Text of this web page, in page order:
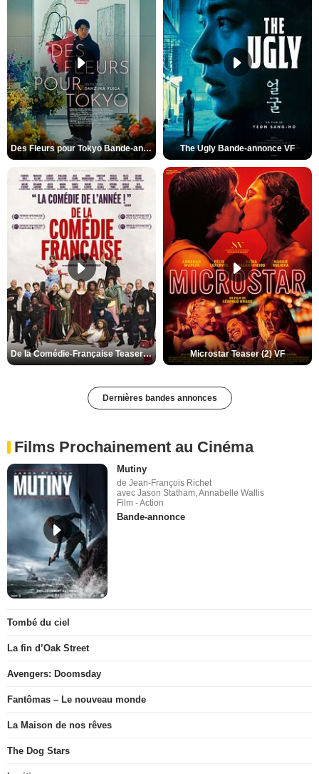
Des Fleurs pour Tokyo Bande-annonce VO STFR The Ugly Bande-annonce VF
De la Comédie-Française Teaser (3) VF Microstar Teaser (2) VF
Dernières bandes annonces
Films Prochainement au Cinéma
Mutiny
de Jean-François Richet
avec Jason Statham, Annabelle Wallis
Film - Action
Bande-annonce
Tombé du ciel
La fin d’Oak Street
Avengers: Doomsday
Fantômas – Le nouveau monde
La Maison de nos rêves
The Dog Stars